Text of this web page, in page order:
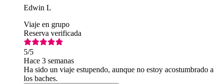
Edwin L
Viaje en grupo
Reserva verificada
5/5
Hace 3 semanas
Ha sido un viaje estupendo, aunque no estoy acostumbrado a
los baches.